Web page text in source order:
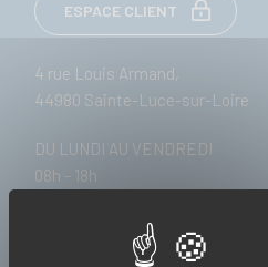
ESPACE CLIENT
4 rue Louis Armand,
44980 Sainte-Luce-sur-Loire
DU LUNDI AU VENDREDI
08h - 18h